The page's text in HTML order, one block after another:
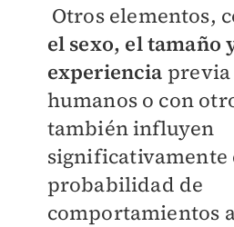
Otros elementos,
el sexo, el tamaño
experiencia
humanos o con
también influyen
significativamente
probabilidad de
comportamientos